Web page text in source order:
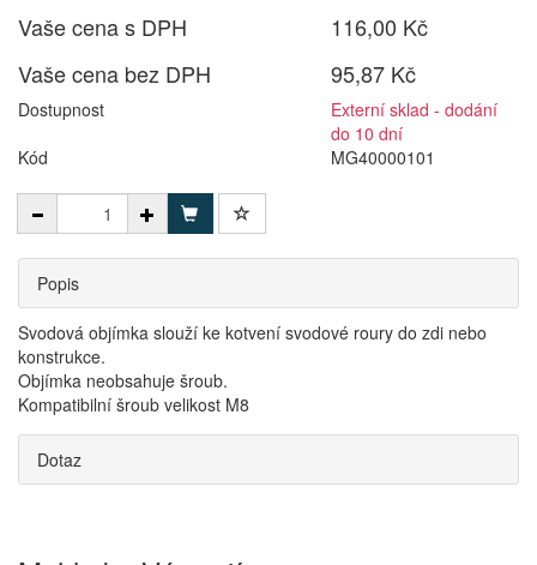
Vaše cena s DPH
116,00 Kč
Vaše cena bez DPH
95,87 Kč
Dostupnost
Externí sklad - dodání
do 10 dní
Kód
MG40000101
Popis
Svodová objímka slouží ke kotvení svodové roury do zdi nebo
konstrukce.
Objímka neobsahuje šroub.
Kompatibilní šroub velikost M8
Dotaz